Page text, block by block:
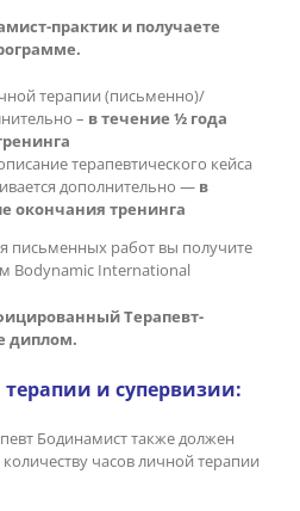
практик и получаете
терапии (письменно)/
– в течение ½ года
терапевтического кейса
дополнительно — в
окончания тренинга
письменных работ вы получите
Bodynamic International
Терапевт-
диплом.
и супервизии:
Бодинамист также должен
часов личной терапии